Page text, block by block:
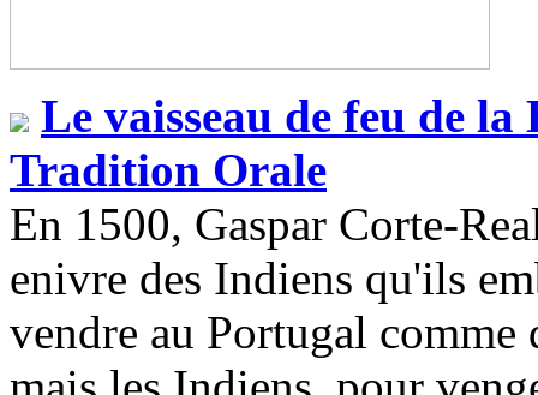
Le vaisseau de feu de la
Tradition Orale
En 1500, Gaspar Corte-
enivre des Indiens qu'ils
vendre au Portugal comme